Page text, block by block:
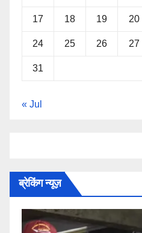
17 18 19 20
24 25 26 27
31
« Jul
ब्रेकिंग न्यूज़